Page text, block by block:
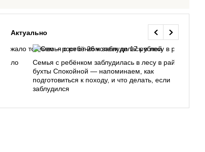
Актуально
Семья с ребёнком заблудилась в лесу в районе
бухты Спокойной — напоминаем, как
подготовиться к походу, и что делать, если
заблудился